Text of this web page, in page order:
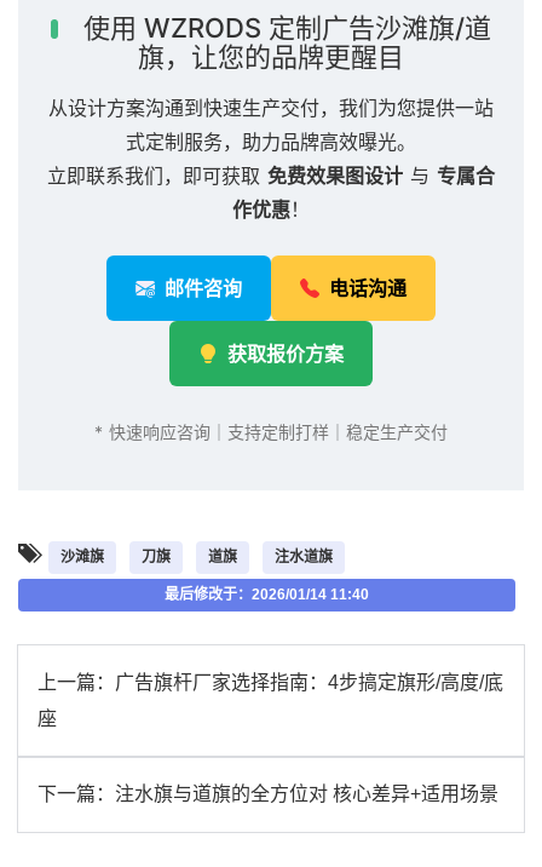
使用 WZRODS 定制广告沙滩旗/道
旗，让您的品牌更醒目
从设计方案沟通到快速生产交付，我们为您提供一站
式定制服务，助力品牌高效曝光。
立即联系我们，即可获取免费效果图设计 与 专属合
作优惠！
邮件咨询 电话沟通
获取报价方案
* 快速响应咨询｜支持定制打样｜稳定生产交付
沙滩旗 刀旗 道旗 注水道旗
最后修改于：2026/01/14 11:40
上一篇： 广告旗杆厂家选择指南：4步搞定旗形/高度/底
座
下一篇： 注水旗与道旗的全方位对 核心差异+适用场景